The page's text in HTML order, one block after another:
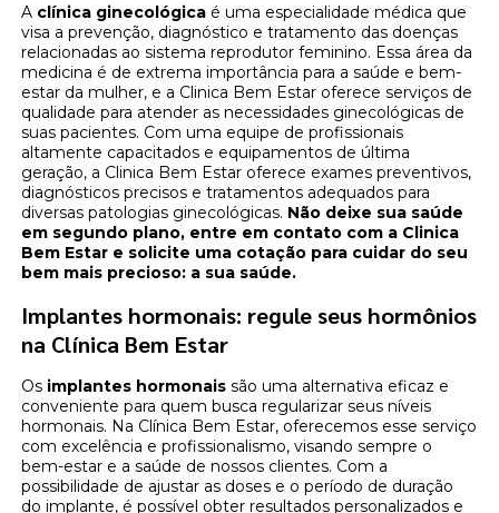
A clínica ginecológica é uma especialidade médica que
visa a prevenção, diagnóstico e tratamento das doenças
relacionadas ao sistema reprodutor feminino. Essa área da
medicina é de extrema importância para a saúde e bem-
estar da mulher, e a Clinica Bem Estar oferece serviços de
qualidade para atender as necessidades ginecológicas de
suas pacientes. Com uma equipe de profissionais
altamente capacitados e equipamentos de última
geração, a Clinica Bem Estar oferece exames preventivos,
diagnósticos precisos e tratamentos adequados para
diversas patologias ginecológicas. Não deixe sua saúde
em segundo plano, entre em contato com a Clinica
Bem Estar e solicite uma cotação para cuidar do seu
bem mais precioso: a sua saúde.
Implantes hormonais: regule seus hormônios
na Clínica Bem Estar
Os implantes hormonais são uma alternativa eficaz e
conveniente para quem busca regularizar seus níveis
hormonais. Na Clínica Bem Estar, oferecemos esse serviço
com excelência e profissionalismo, visando sempre o
bem-estar e a saúde de nossos clientes. Com a
possibilidade de ajustar as doses e o período de duração
do implante, é possível obter resultados personalizados e